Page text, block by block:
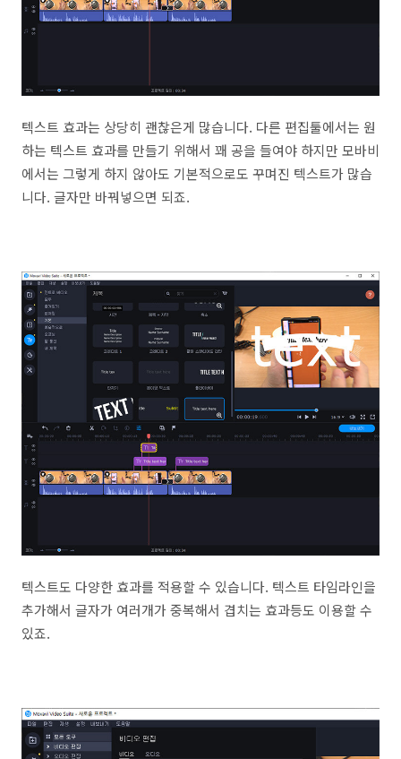
텍스트 효과는 상당히 괜찮은게 많습니다. 다른 편집툴에서는 원
하는 텍스트 효과를 만들기 위해서 꽤 공을 들여야 하지만 모바비
에서는 그렇게 하지 않아도 기본적으로도 꾸며진 텍스트가 많습
니다. 글자만 바꿔넣으면 되죠.
텍스트도 다양한 효과를 적용할 수 있습니다. 텍스트 타임라인을
추가해서 글자가 여러개가 중복해서 겹치는 효과등도 이용할 수
있죠.